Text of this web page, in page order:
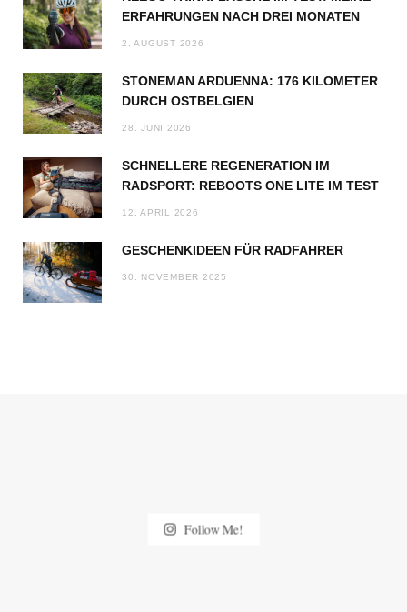
ERFAHRUNGEN NACH DREI MONATEN
2. AUGUST 2026
STONEMAN ARDUENNA: 176 KILOMETER
DURCH OSTBELGIEN
28. JUNI 2026
SCHNELLERE REGENERATION IM
RADSPORT: REBOOTS ONE LITE IM TEST
12. APRIL 2026
GESCHENKIDEEN FÜR RADFAHRER
30. NOVEMBER 2025
Follow Me!